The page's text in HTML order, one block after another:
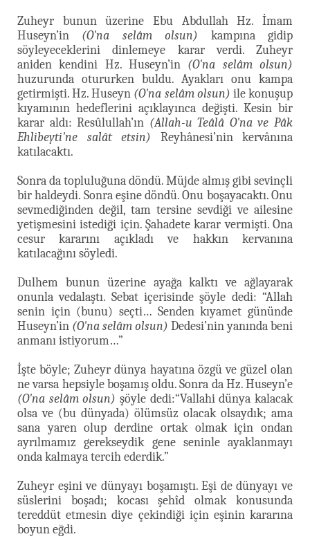
Zuheyr bunun üzerine Ebu Abdullah Hz. İmam
Huseyn’in (O'na selâm olsun) kampına gidip
söyleyeceklerini dinlemeye karar verdi. Zuheyr
aniden kendini Hz. Huseyn’in (O'na selâm olsun)
huzurunda otururken buldu. Ayakları onu kampa
getirmişti. Hz. Huseyn (O'na selâm olsun) ile konuşup
kıyamının hedeflerini açıklayınca değişti. Kesin bir
karar aldı: Resûlullah’ın (Allah-u Teâlâ O'na ve Pâk
Ehlibeyti'ne salât etsin) Reyhânesi’nin kervânına
katılacaktı.
Sonra da topluluğuna döndü. Müjde almış gibi sevinçli
bir haldeydi. Sonra eşine döndü. Onu boşayacaktı. Onu
sevmediğinden değil, tam tersine sevdiği ve ailesine
yetişmesini istediği için. Şahadete karar vermişti. Ona
cesur kararını açıkladı ve hakkın kervanına
katılacağını söyledi.
Dulhem bunun üzerine ayağa kalktı ve ağlayarak
onunla vedalaştı. Sebat içerisinde şöyle dedi: “Allah
senin için (bunu) seçti… Senden kıyamet gününde
Huseyn’in (O'na selâm olsun) Dedesi’nin yanında beni
anmanı istiyorum…”
İşte böyle; Zuheyr dünya hayatına özgü ve güzel olan
ne varsa hepsiyle boşamış oldu. Sonra da Hz. Huseyn’e
(O'na selâm olsun) şöyle dedi:“Vallahi dünya kalacak
olsa ve (bu dünyada) ölümsüz olacak olsaydık; ama
sana yaren olup derdine ortak olmak için ondan
ayrılmamız gerekseydik gene seninle ayaklanmayı
onda kalmaya tercih ederdik.”
Zuheyr eşini ve dünyayı boşamıştı. Eşi de dünyayı ve
süslerini boşadı; kocası şehîd olmak konusunda
tereddüt etmesin diye çekindiği için eşinin kararına
boyun eğdi.